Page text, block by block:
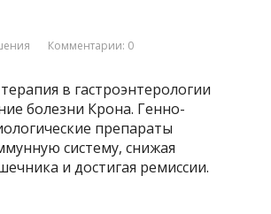
Комментарии: 0
в гастроэнтерологии
болезни Крона. Генно-
препараты
систему, снижая
и достигая ремиссии.